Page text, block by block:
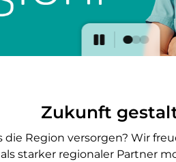
Zukunft
Region versorgen? Wir
starker regionaler Partner